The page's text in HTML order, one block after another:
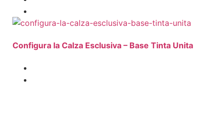
Configura la Calza Esclusiva – Base Tinta Unita